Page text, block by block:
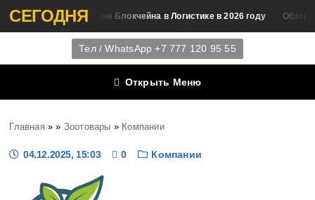
СЕГОДНЯ
Аналитика Применение Блокчейна в Логистике в 2026 году Обзор
Тел / WhatsApp +7 777 120 95 55
Открыть Меню
Главная »» Зоотовары » Компании
04.12.2025, 15:03 0 Компании